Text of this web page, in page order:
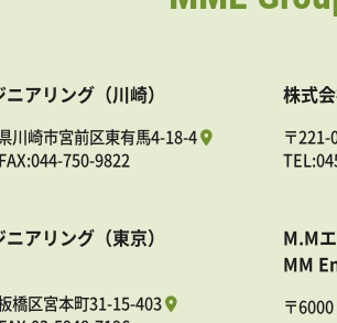
アリング（川崎）
崎市宮前区東有馬4-18-4
750-9822
株式
〒
TEL:
アリング（東京）
橋区宮本町31-15-403
M.M
MM
〒